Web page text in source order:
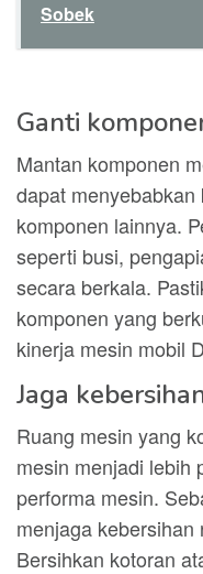
Sobek
Ganti
Mantan komponen
dapat
komponen lainnya.
seperti busi,
secara berkala.
komponen yang
kinerja mesin mobil
Jaga
Ruang mesin yang
mesin menjadi lebih
performa mesin.
menjaga
Bersihkan kotoran